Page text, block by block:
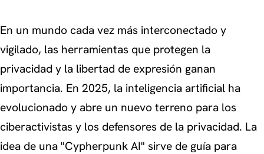
En un mundo cada vez más interconectado y
vigilado, las herramientas que protegen la
privacidad y la libertad de expresión ganan
importancia. En 2025, la inteligencia artificial ha
evolucionado y abre un nuevo terreno para los
ciberactivistas y los defensores de la privacidad. La
idea de una "Cypherpunk AI" sirve de guía para